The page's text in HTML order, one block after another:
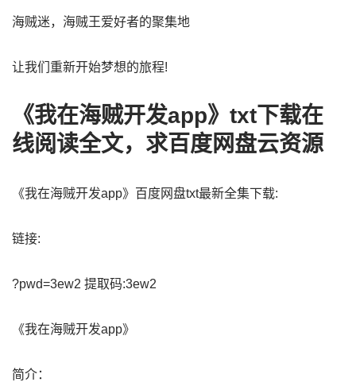
海贼迷，海贼王爱好者的聚集地
让我们重新开始梦想的旅程!
《我在海贼开发app》txt下载在
线阅读全文，求百度网盘云资源
《我在海贼开发app》百度网盘txt最新全集下载:
链接:
?pwd=3ew2 提取码:3ew2
《我在海贼开发app》
简介：